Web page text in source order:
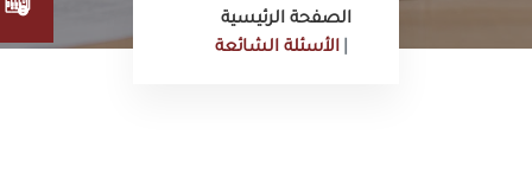
الصفحة الرئيسية
الأسئلة الشائعة